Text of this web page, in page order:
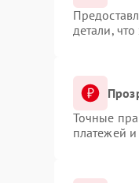
детали,
Точные
платежей